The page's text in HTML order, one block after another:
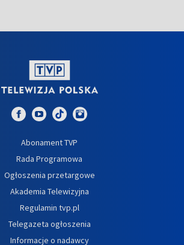
Abonament TVP
Rada Programowa
Ogłoszenia przetargowe
Akademia Telewizyjna
Regulamin tvp.pl
Telegazeta ogłoszenia
Informacje o nadawcy